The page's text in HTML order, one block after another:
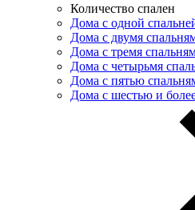
Количество спален
Дома с одной
Дома с двумя
Дома с тремя
Дома с четырьмя
Дома с пятью
Дома с шестью и